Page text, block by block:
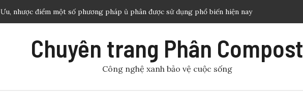
Ưu, nhược điểm một số phương pháp ủ phân được sử dụng phổ biến hiện nay
Cách ủ phân hữu cơ hiệu quả và thông dụng cho nhà nông áp dụng
Phương pháp tiết kiệm nước tưới trong nông nghiệp
Chuyên trang Phân Compost
Công nghệ xanh bảo vệ cuộc sống